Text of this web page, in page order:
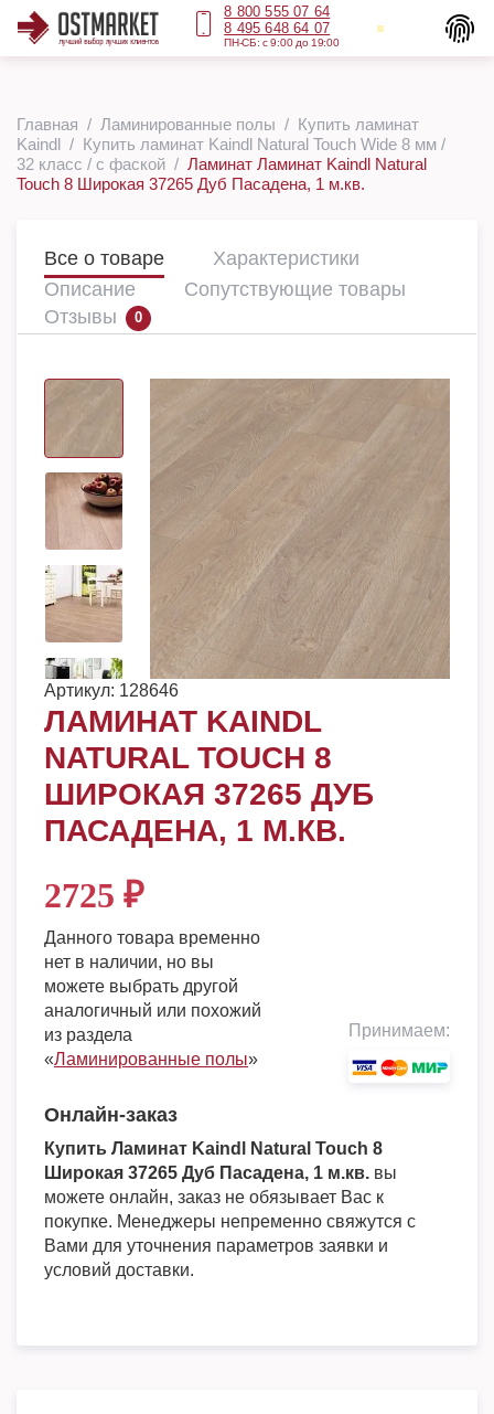
8 800 555 07 64
8 495 648 64 07
ПН-СБ: с 9:00 до 19:00
Главная Ламинированные полы
Купить ламинат
Kaindl
Купить ламинат Kaindl Natural Touch Wide 8 мм /
32 класс / с фаской
Ламинат Ламинат Kaindl Natural
Touch 8 Широкая 37265 Дуб Пасадена, 1 м.кв.
Все о товаре
Характеристики
Описание
Сопутствующие товары
Отзывы
0
Артикул: 128646
ЛАМИНАТ KAINDL
NATURAL TOUCH 8
ШИРОКАЯ 37265 ДУБ
ПАСАДЕНА, 1 М.КВ.
2725 ₽
Данного товара временно
нет в наличии, но вы
можете выбрать другой
аналогичный или похожий
из раздела
«Ламинированные полы»
Принимаем:
Онлайн-заказ
Купить Ламинат Kaindl Natural Touch 8
Широкая 37265 Дуб Пасадена, 1 м.кв. вы
можете онлайн, заказ не обязывает Вас к
покупке. Менеджеры непременно свяжутся с
Вами для уточнения параметров заявки и
условий доставки.